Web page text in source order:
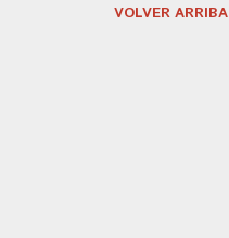
VOLVER ARRIBA